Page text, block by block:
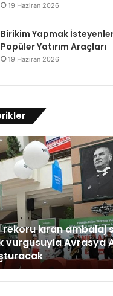
19 Haziran 2026
Birikim Yapmak
Popüler Yatırım Araçları
19 Haziran 2026
kıran ambalaj
vurgusuyla Avrasya